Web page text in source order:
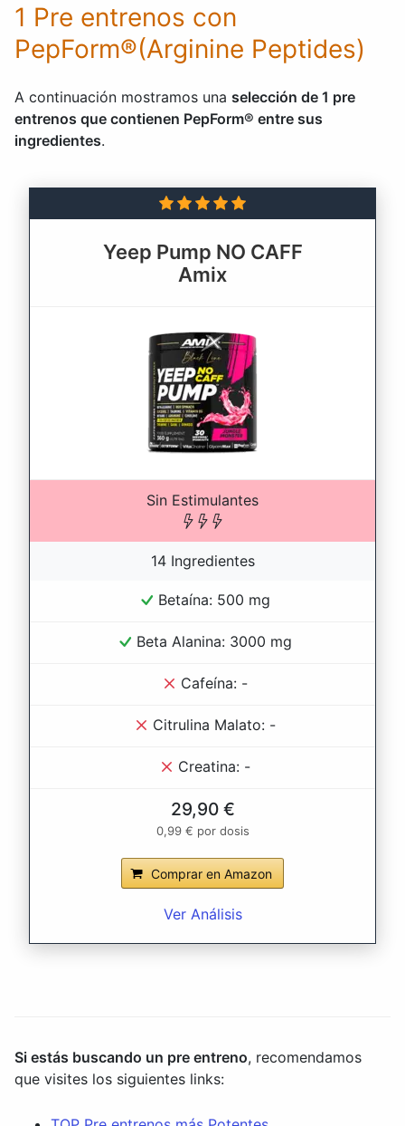
1 Pre entrenos con
PepForm®(Arginine Peptides)
A continuación mostramos una selección de 1 pre
entrenos que contienen PepForm® entre sus
ingredientes.
Yeep Pump NO CAFF
Amix
Sin Estimulantes
14 Ingredientes
Betaína: 500 mg
Beta Alanina: 3000 mg
Cafeína: -
Citrulina Malato: -
Creatina: -
29,90 €
0,99 € por dosis
Comprar en Amazon
Ver Análisis
Si estás buscando un pre entreno, recomendamos
que visites los siguientes links: